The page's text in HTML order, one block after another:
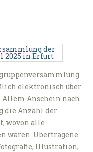
elektronisch über
Anschein nach
die Anzahl der
wovon alle
waren. Übertragene
Illustration,